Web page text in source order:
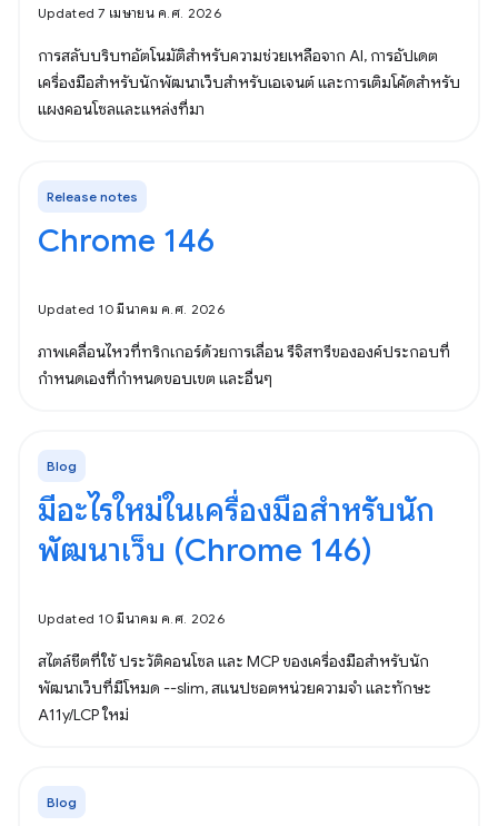
Updated 7 เมษายน ค.ศ. 2026
การสลับบริบทอัตโนมัติสำหรับความช่วยเหลือจาก AI, การอัปเดต
เครื่องมือสำหรับนักพัฒนาเว็บสำหรับเอเจนต์ และการเติมโค้ดสำหรับ
แผงคอนโซลและแหล่งที่มา
Release notes
Chrome 146
Updated 10 มีนาคม ค.ศ. 2026
ภาพเคลื่อนไหวที่ทริกเกอร์ด้วยการเลื่อน รีจิสทรีขององค์ประกอบที่
กำหนดเองที่กำหนดขอบเขต และอื่นๆ
Blog
มีอะไรใหม่ในเครื่องมือสำหรับนัก
พัฒนาเว็บ (Chrome 146)
Updated 10 มีนาคม ค.ศ. 2026
สไตล์ชีตที่ใช้ ประวัติคอนโซล และ MCP ของเครื่องมือสำหรับนัก
พัฒนาเว็บที่มีโหมด --slim, สแนปชอตหน่วยความจำ และทักษะ
A11y/LCP ใหม่
Blog